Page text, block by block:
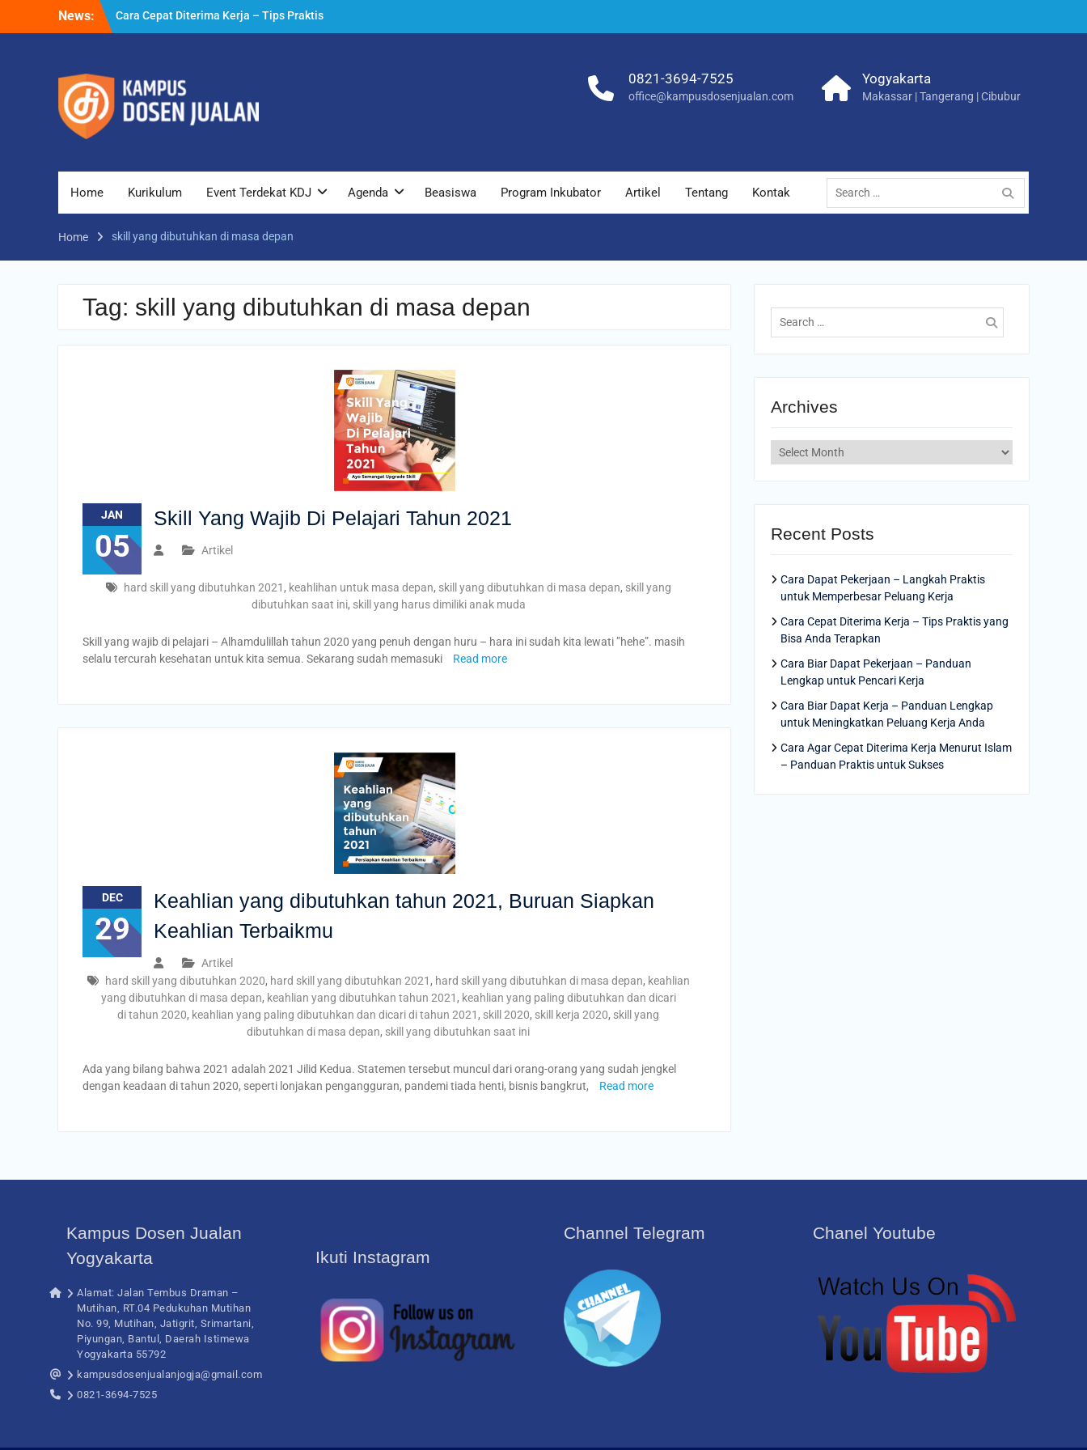
News:
Cara Cepat Diterima Kerja – Tips Praktis
yang Bisa Anda Terapkan
Cara Dapat Pekerjaan – Langkah Praktis
untuk Memperbesar Peluang Kerja
0821-3694-7525
office@kampusdosenjualan.com
Yogyakarta
Makassar | Tangerang | Cibubur
Home Kurikulum Event Terdekat KDJ Agenda Beasiswa Program Inkubator Artikel Tentang Kontak
Search
for:
Home skill yang dibutuhkan di masa depan
Tag: skill yang dibutuhkan di masa depan
JAN
05
Skill Yang Wajib Di Pelajari Tahun 2021
Artikel
hard skill yang dibutuhkan 2021 , keahlihan untuk masa depan, skill yang dibutuhkan di masa depan, skill yang
dibutuhkan saat ini, skill yang harus dimiliki anak muda
Skill yang wajib di pelajari – Alhamdulillah tahun 2020 yang penuh dengan huru – hara ini sudah kita lewati ”hehe”. masih
selalu tercurah kesehatan untuk kita semua. Sekarang sudah memasuki
Read more
DEC
29
Keahlian yang dibutuhkan tahun 2021, Buruan Siapkan
Keahlian Terbaikmu
Artikel
hard skill yang dibutuhkan 2020, hard skill yang dibutuhkan 2021 , hard skill yang dibutuhkan di masa depan, keahlian
yang dibutuhkan di masa depan, keahlian yang dibutuhkan tahun 2021 , keahlian yang paling dibutuhkan dan dicari
di tahun 2020, keahlian yang paling dibutuhkan dan dicari di tahun 2021 , skill 2020, skill kerja 2020, skill yang
dibutuhkan di masa depan, skill yang dibutuhkan saat ini
Ada yang bilang bahwa 2021 adalah 2021 Jilid Kedua. Statemen tersebut muncul dari orang-orang yang sudah jengkel
dengan keadaan di tahun 2020, seperti lonjakan pengangguran, pandemi tiada henti, bisnis bangkrut,
Read more
Search
for:
Archives
Archives
Recent Posts
Cara Dapat Pekerjaan – Langkah Praktis
untuk Memperbesar Peluang Kerja
Cara Cepat Diterima Kerja – Tips Praktis yang
Bisa Anda Terapkan
Cara Biar Dapat Pekerjaan – Panduan
Lengkap untuk Pencari Kerja
Cara Biar Dapat Kerja – Panduan Lengkap
untuk Meningkatkan Peluang Kerja Anda
Cara Agar Cepat Diterima Kerja Menurut Islam
– Panduan Praktis untuk Sukses
Kampus Dosen Jualan
Yogyakarta
Alamat: Jalan Tembus Draman –
Mutihan, RT.04 Pedukuhan Mutihan
No. 99, Mutihan, Jatigrit, Srimartani,
Piyungan, Bantul, Daerah Istimewa
Yogyakarta 55792
kampusdosenjualanjogja@gmail.com
0821-3694-7525
Ikuti Instagram
Channel Telegram Chanel Youtube